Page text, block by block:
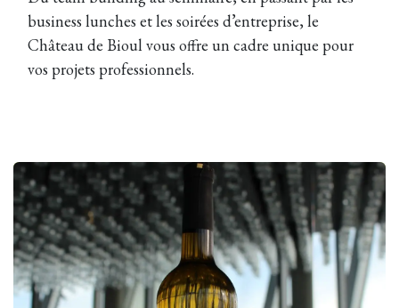
business lunches et les soirées d’entreprise, le
Château de Bioul vous offre un cadre unique pour
vos projets professionnels.